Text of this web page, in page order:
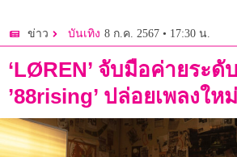
ข่าว บันเทิง 8 ก.ค. 2567 • 17:30 น.
‘LØREN’ จับมือค่ายระดั
’88rising’ ปล่อยเพลงให